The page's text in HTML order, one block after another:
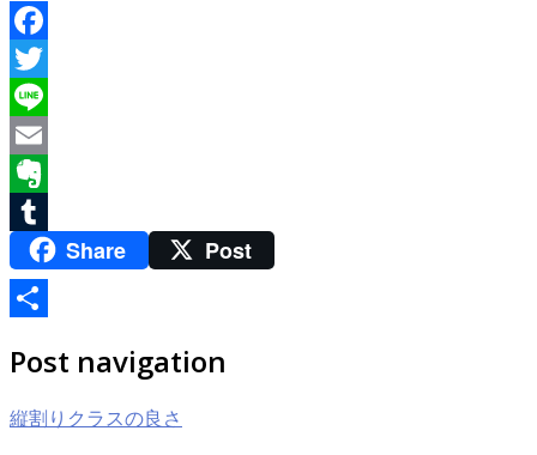
Facebook
Twitter
Line
Email
Evernote
TumblrShare Post
有
Post navigation
縦割りクラスの良さ